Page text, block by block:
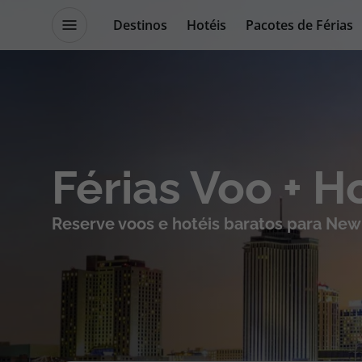
Destinos Hotéis
Pacotes de Férias
Promoções
Blog TopViagens
Voos
Hotéis
Voos + Hotel
Cruzeiros
Férias Voo +
Reserve voos e hotéis baratos para